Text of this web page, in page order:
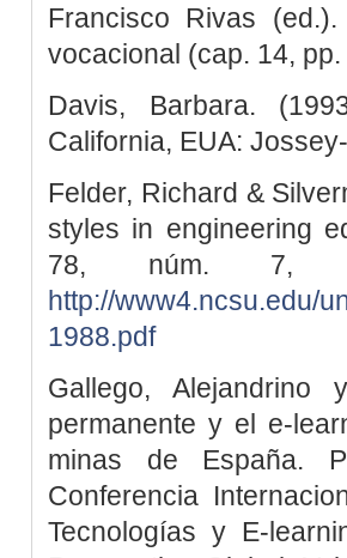
Francisco Rivas
vocacional (cap. 14,
Davis, Barbara.
California, EUA:
Felder, Richard &
styles in engineering
78, núm. 7,
http://www4.ncsu.edu/
1988.pdf
Gallego,
permanente y el e-
minas de España.
Conferencia
Tecnologías y E-